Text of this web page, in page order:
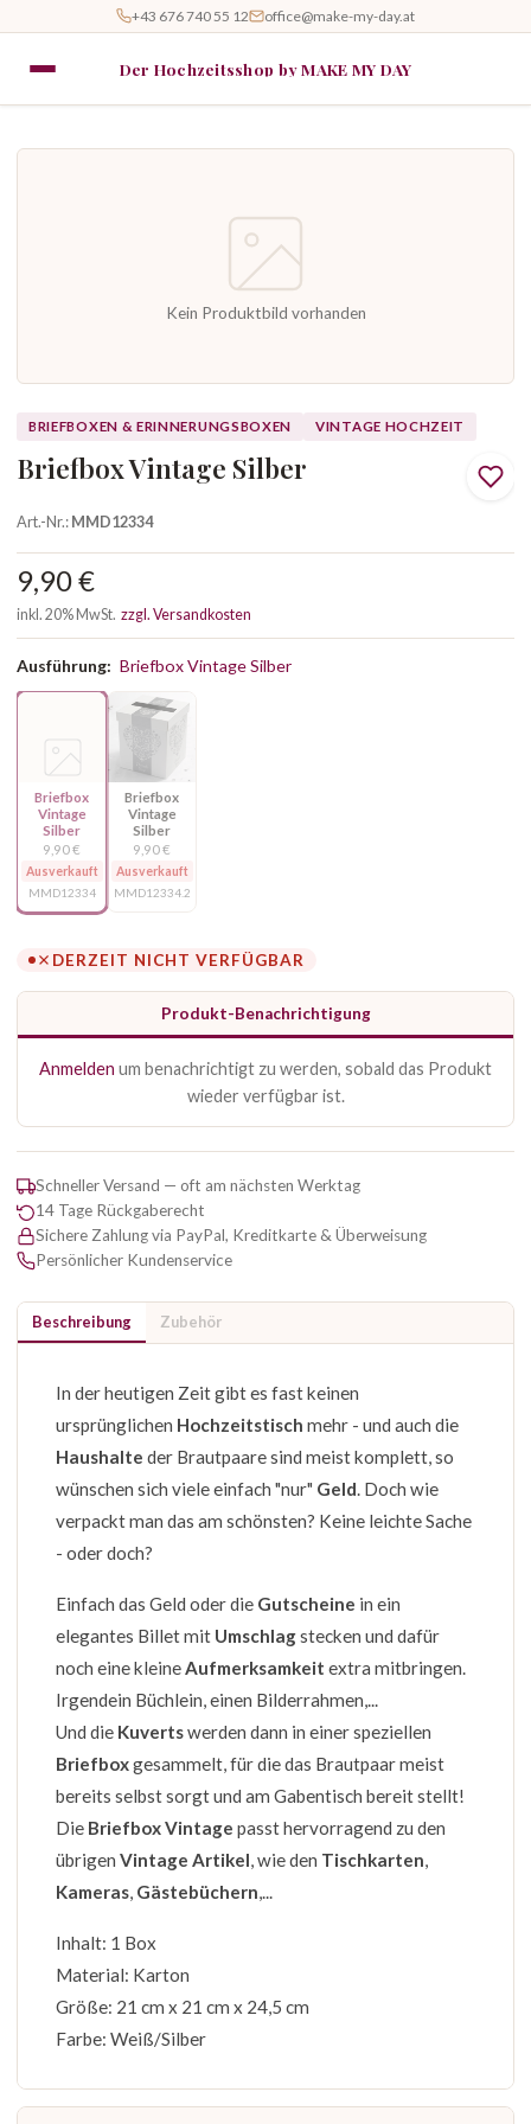
+43 676 740 55 12 office@make-my-day.at
Der Hochzeitsshop by MAKE MY DAY
Kein Produktbild vorhanden
BRIEFBOXEN & ERINNERUNGSBOXEN VINTAGE HOCHZEIT
Briefbox Vintage Silber
Art.-Nr.:MMD12334
9,90 €
inkl. 20% MwSt. zzgl. Versandkosten
Ausführung: Briefbox Vintage Silber
Briefbox
Vintage
Silber
9,90 €
Ausverkauft
MMD12334
Briefbox
Vintage
Silber
9,90 €
Ausverkauft
MMD12334.2
DERZEIT NICHT VERFÜGBAR
Produkt-Benachrichtigung
Anmelden um benachrichtigt zu werden, sobald das Produkt
wieder verfügbar ist.
Schneller Versand — oft am nächsten Werktag
14 Tage Rückgaberecht
Sichere Zahlung via PayPal, Kreditkarte & Überweisung
Persönlicher Kundenservice
Beschreibung Zubehör
In der heutigen Zeit gibt es fast keinen
ursprünglichen Hochzeitstisch mehr - und auch die
Haushalte der Brautpaare sind meist komplett, so
wünschen sich viele einfach "nur" Geld. Doch wie
verpackt man das am schönsten? Keine leichte Sache
- oder doch?
Einfach das Geld oder die Gutscheine in ein
elegantes Billet mit Umschlagstecken und dafür
noch eine kleineAufmerksamkeit extra mitbringen.
Irgendein Büchlein, einen Bilderrahmen,...
Und die Kuvertswerden dann in einer speziellen
Briefboxgesammelt, für die das Brautpaar meist
bereits selbst sorgt und am Gabentisch bereit stellt!
Die Briefbox Vintage passt hervorragend zu den
übrigen Vintage Artikel, wie den Tischkarten,
Kameras, Gästebüchern,...
Inhalt: 1 Box
Material: Karton
Größe: 21 cm x 21 cm x 24,5 cm
Farbe: Weiß/Silber